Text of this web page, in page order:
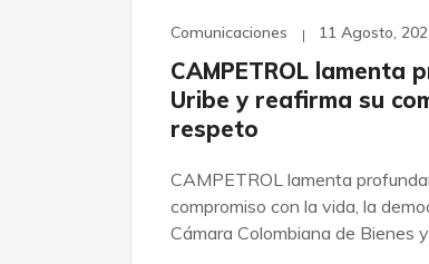
Comunicaciones 11 Agosto,
CAMPETROL lamenta
Uribe y reafirma su
respeto
CAMPETROL lamenta
compromiso con la vida, la
Cámara Colombiana de Bienes